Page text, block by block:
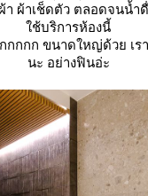
า ผ้าเช็ดตัว ตลอดจนน้ำ
ช้บริการห้องนี้
กกก ขนาดใหญ่ด้วย เร
นะ อย่างฟินอ่ะ